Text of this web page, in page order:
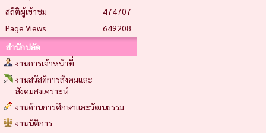
สถิติผู้เข้าชม
474707
Page Views
649208
สำนักปลัด
งานการเจ้าหน้าที่
งานสวัสดิการสังคมและ
สังคมสงเคราะห์
งานด้านการศึกษาและวัฒนธรรม
งานนิติการ